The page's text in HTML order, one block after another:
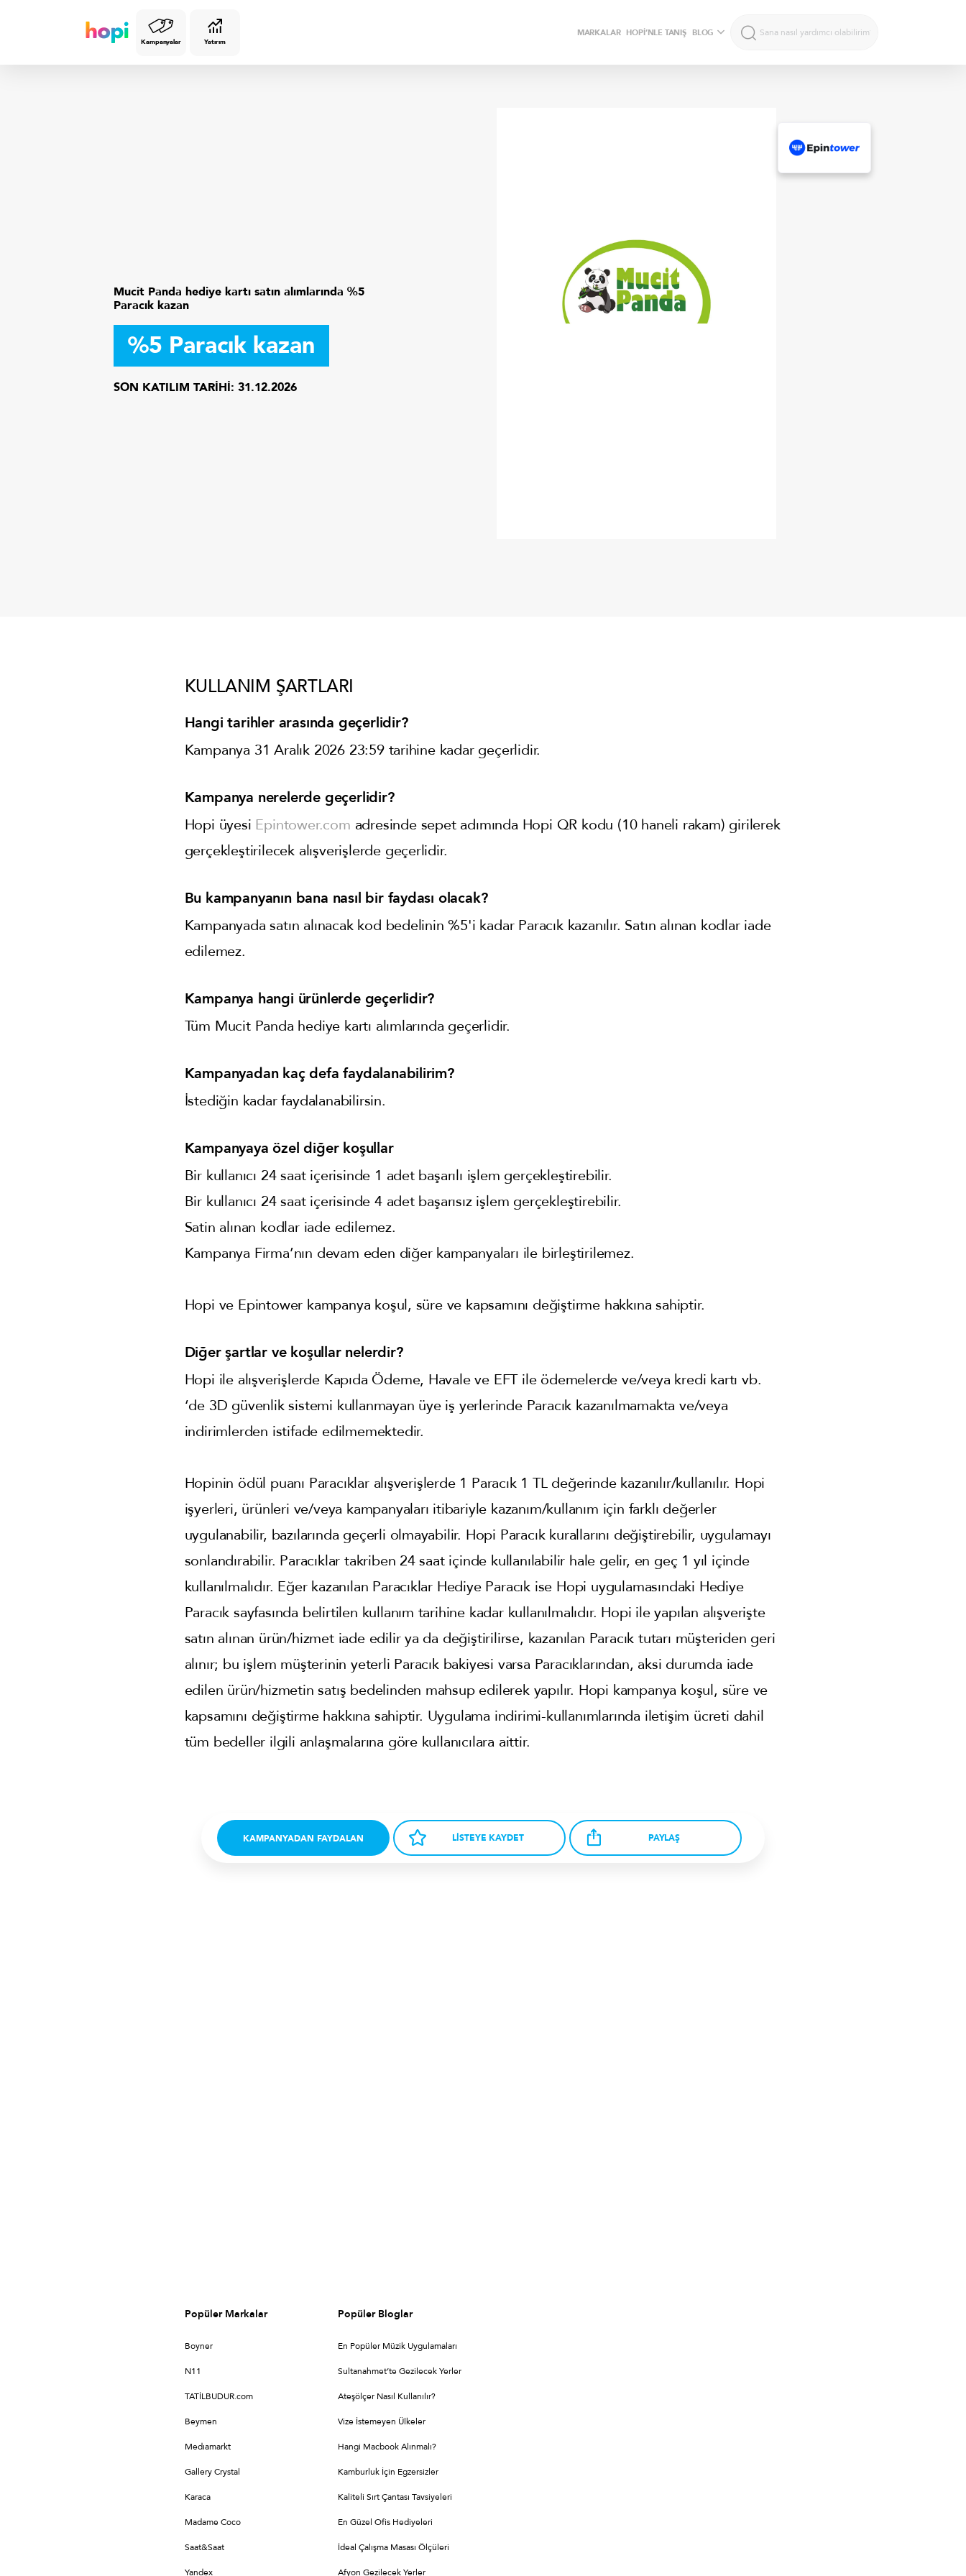
Kampanyalar Yatırım
MARKALAR HOPİ’NLE TANIŞ BLOG
Mucit Panda hediye kartı satın alımlarında %5
Paracık kazan
%5 Paracık kazan
SON KATILIM TARİHİ:31.12.2026
KULLANIM ŞARTLARI
Hangi tarihler arasında geçerlidir?
Kampanya 31 Aralık 2026 23:59 tarihine kadar geçerlidir.
Kampanya nerelerde geçerlidir?
Hopi üyesi Epintower.com adresinde sepet adımında Hopi QR kodu (10 haneli rakam) girilerek
gerçekleştirilecek alışverişlerde geçerlidir.
Bu kampanyanın bana nasıl bir faydası olacak?
Kampanyada satın alınacak kod bedelinin %5'i kadar Paracık kazanılır. Satın alınan kodlar iade
edilemez.
Kampanya hangi ürünlerde geçerlidir?
Tüm Mucit Panda hediye kartı alımlarında geçerlidir.
Kampanyadan kaç defa faydalanabilirim?
İstediğin kadar faydalanabilirsin.
Kampanyaya özel diğer koşullar
Bir kullanıcı 24 saat içerisinde 1 adet başarılı işlem gerçekleştirebilir.
Bir kullanıcı 24 saat içerisinde 4 adet başarısız işlem gerçekleştirebilir.
Satin alınan kodlar iade edilemez.
Kampanya Firma’nın devam eden diğer kampanyaları ile birleştirilemez.
Hopi ve Epintower kampanya koşul, süre ve kapsamını değiştirme hakkına sahiptir.
Diğer şartlar ve koşullar nelerdir?
Hopi ile alışverişlerde Kapıda Ödeme, Havale ve EFT ile ödemelerde ve/veya kredi kartı vb.
‘de 3D güvenlik sistemi kullanmayan üye iş yerlerinde Paracık kazanılmamakta ve/veya
indirimlerden istifade edilmemektedir.
Hopinin ödül puanı Paracıklar alışverişlerde 1 Paracık 1 TL değerinde kazanılır/kullanılır. Hopi
işyerleri, ürünleri ve/veya kampanyaları itibariyle kazanım/kullanım için farklı değerler
uygulanabilir, bazılarında geçerli olmayabilir. Hopi Paracık kurallarını değiştirebilir, uygulamayı
sonlandırabilir. Paracıklar takriben 24 saat içinde kullanılabilir hale gelir, en geç 1 yıl içinde
kullanılmalıdır. Eğer kazanılan Paracıklar Hediye Paracık ise Hopi uygulamasındaki Hediye
Paracık sayfasında belirtilen kullanım tarihine kadar kullanılmalıdır. Hopi ile yapılan alışverişte
satın alınan ürün/hizmet iade edilir ya da değiştirilirse, kazanılan Paracık tutarı müşteriden geri
alınır; bu işlem müşterinin yeterli Paracık bakiyesi varsa Paracıklarından, aksi durumda iade
edilen ürün/hizmetin satış bedelinden mahsup edilerek yapılır. Hopi kampanya koşul, süre ve
kapsamını değiştirme hakkına sahiptir. Uygulama indirimi-kullanımlarında iletişim ücreti dahil
tüm bedeller ilgili anlaşmalarına göre kullanıcılara aittir.
KAMPANYADAN FAYDALAN LİSTEYE KAYDET PAYLAŞ
Popüler Markalar
Boyner
N11
TATİLBUDUR.com
Beymen
Medıamarkt
Gallery Crystal
Karaca
Madame Coco
Saat&Saat
Yandex
Popüler Bloglar
En Popüler Müzik Uygulamaları
Sultanahmet’te Gezilecek Yerler
Ateşölçer Nasıl Kullanılır?
Vize İstemeyen Ülkeler
Hangi Macbook Alınmalı?
Kamburluk İçin Egzersizler
Kaliteli Sırt Çantası Tavsiyeleri
En Güzel Ofis Hediyeleri
İdeal Çalışma Masası Ölçüleri
Afyon Gezilecek Yerler